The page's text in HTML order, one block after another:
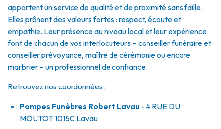
apportent un service de qualité et de proximité sans faille.
Elles prônent des valeurs fortes : respect, écoute et
empathie. Leur présence au niveau local et leur expérience
font de chacun de vos interlocuteurs – conseiller funéraire et
conseiller prévoyance, maître de cérémonie ou encore
marbrier – un professionnel de confiance.
Retrouvez nos coordonnées :
Pompes Funèbres Robert Lavau - 4 RUE DU
MOUTOT10150 Lavau